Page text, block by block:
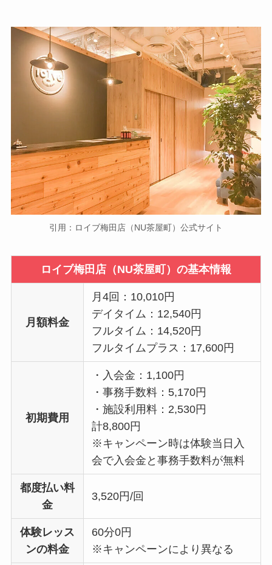
引用：ロイブ梅田店（NU茶屋町）公式サイト
ロイブ梅田店（NU茶屋町）の基本情報
月額料金
月4回：10,010円
デイタイム：12,540円
フルタイム：14,520円
フルタイムプラス：17,600円
初期費用
・入会金：1,100円
・事務手数料：5,170円
・施設利用料：2,530円
計8,800円
※キャンペーン時は体験当日入
会で入会金と事務手数料が無料
都度払い料
金
3,520円/回
体験レッス
ンの料金
60分0円
※キャンペーンにより異なる